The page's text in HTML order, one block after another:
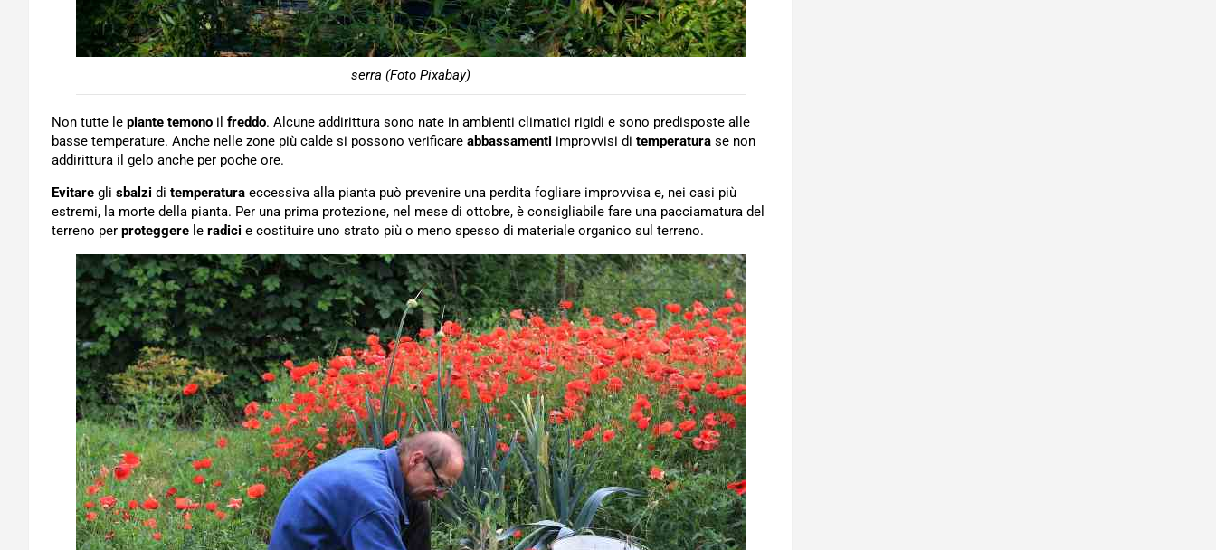
serra (Foto Pixabay)
Non tutte le piante temono il freddo. Alcune addirittura sono nate in ambienti climatici rigidi e sono predisposte alle
basse temperature. Anche nelle zone più calde si possono verificare abbassamenti improvvisi di temperatura se non
addirittura il gelo anche per poche ore.
Evitare gli sbalzi di temperatura eccessiva alla pianta può prevenire una perdita fogliare improvvisa e, nei casi più
estremi, la morte della pianta. Per una prima protezione, nel mese di ottobre, è consigliabile fare una pacciamatura del
terreno per proteggere le radici e costituire uno strato più o meno spesso di materiale organico sul terreno.